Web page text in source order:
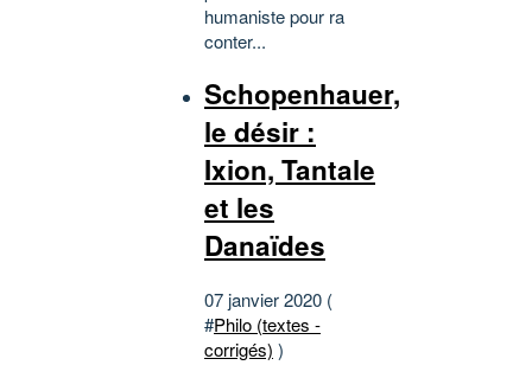
humaniste pour ra
conter...
Schopenhauer,
le désir :
Ixion, Tantale
et les
Danaïdes
07 janvier 2020 (
#Philo (textes -
corrigés) )